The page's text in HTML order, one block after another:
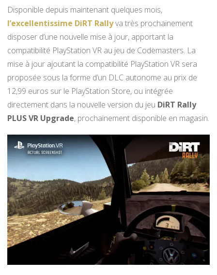
Disponible depuis maintenant quelques mois,
l’excellentissime DiRT Rallyva très prochainement
disposer d’une nouvelle mise à jour, apportant la
compatibilité PlayStation VR au jeu de Codemasters. La
mise à jour ajoutant la compatibilité PlayStation VR sera
proposée sous la forme d’un DLC autonome au prix de
12,99 euros sur le PlayStation Store, ou intégrée
directement dans la nouvelle version du jeu DiRT Rally
PLUS VR Upgrade, prochainement disponible en magasin.